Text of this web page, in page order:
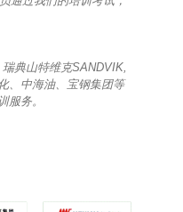
典山特维克SANDVIK,
、中海油、宝钢集团等
服务。